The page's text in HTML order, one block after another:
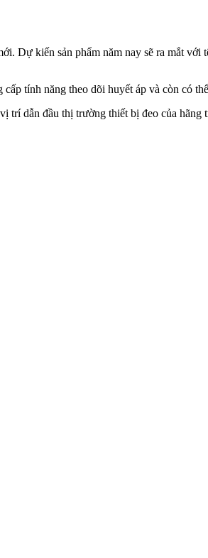
Dự kiến sản phẩm năm nay sẽ ra mắt
tính năng theo dõi huyết áp và còn có
trí dẫn đầu thị trường thiết bị đeo của hãng